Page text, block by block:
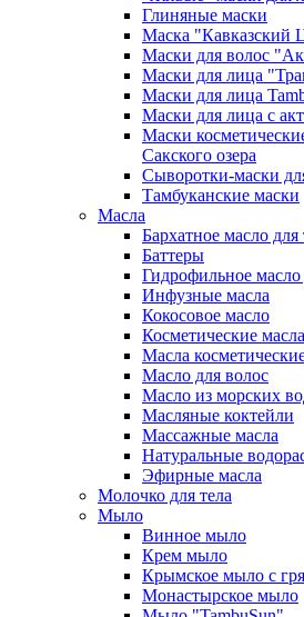
Глиняные маски
Маска "Кавказский
Маски для волос
Маски для лица
Маски для лица
Маски для лица с
Маски
Сакского озера
Сыворотки-маски
Тамбуканские маски
Масла
Бархатное масло для
Баттеры
Гидрофильное
Инфузные масла
Кокосовое масло
Косметические
Масла
Масло для волос
Масло из морских
Масляные коктейли
Массажные масла
Натуральные
Эфирные масла
Молочко для тела
Мыло
Винное мыло
Крем мыло
Крымское мыло с
Монастырское мыло